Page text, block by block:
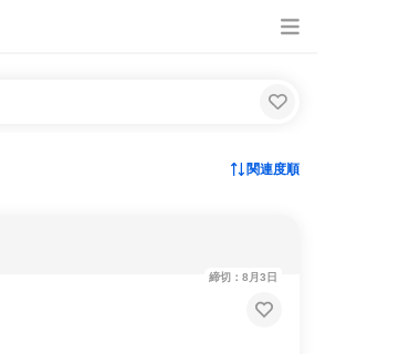
関連度順
締切：8月3日